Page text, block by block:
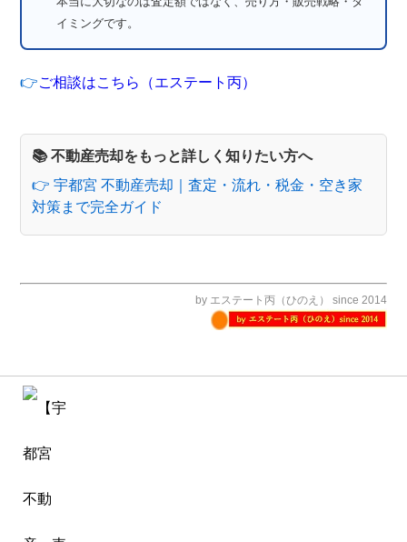
イミングです。
👉ご相談はこちら（エステート丙）
📚 不動産売却をもっと詳しく知りたい方へ
👉 宇都宮 不動産売却｜査定・流れ・税金・空き家
対策まで完全ガイド
by エステート丙（ひのえ） since 2014